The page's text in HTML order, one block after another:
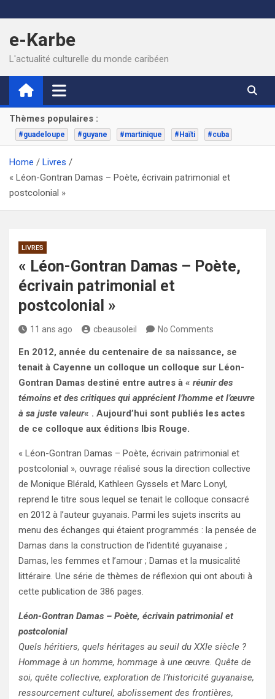
to
content
e-Karbe
L'actualité culturelle du monde caribéen
Thèmes populaires :
#guadeloupe #guyane #martinique #Haïti #cuba
Home
Livres
« Léon-Gontran Damas – Poète, écrivain patrimonial et
postcolonial »
LIVRES
« Léon-Gontran Damas – Poète,
écrivain patrimonial et
postcolonial »
11 ans ago cbeausoleil No Comments
En 2012, année du centenaire de sa naissance, se
tenait à Cayenne un colloque un colloque sur Léon-
Gontran Damas destiné entre autres à « réunir des
témoins et des critiques qui apprécient l’homme et l’œuvre
à sa juste valeur« . Aujourd’hui sont publiés les actes
de ce colloque aux éditions Ibis Rouge.
« Léon-Gontran Damas – Poète, écrivain patrimonial et
postcolonial », ouvrage réalisé sous la direction collective
de Monique Blérald, Kathleen Gyssels et Marc Lonyl,
reprend le titre sous lequel se tenait le colloque consacré
en 2012 à l’auteur guyanais. Parmi les sujets inscrits au
menu des échanges qui étaient programmés : la pensée de
Damas dans la construction de l’identité guyanaise ;
Damas, les femmes et l’amour ; Damas et la musicalité
littéraire. Une série de thèmes de réflexion qui ont abouti à
cette publication de 386 pages.
Léon-Gontran Damas – Poète, écrivain patrimonial et
postcolonial
Quels héritiers, quels héritages au seuil du XXIe siècle ?
Hommage à un homme, hommage à une œuvre. Quête de
soi, quête collective, exploration de l’historicité guyanaise,
ressourcement culturel, abolissement des frontières,